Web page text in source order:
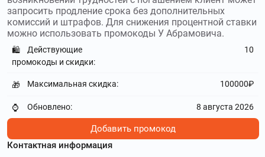
tengeda.kz–Онлайн-сервис TengeDa предлагает
услуги микрокредитования для жителей Казахстана.
Используйтепромокоды TengeDa
%
denginadom.ru
Интернет-сервис Деньги на
Используйтепромокоды Деньги на дом
и получите скидку
krediska.ru–Krediska – микрофинансовая
запросить продление срока без дополнительных
комиссий и штрафов. Для снижения процентной ставки
можно использовать промокоды У Абрамовича.
🛍️
Действующие
промокоды и скидки:
10
🎁 Максимальная скидка: 100000₽
⌚ Обновлено: 8 августа 2026
Добавить промокод
Контактная информация